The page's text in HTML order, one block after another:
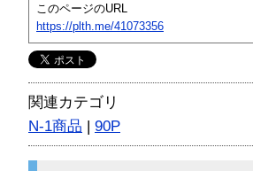
このページのURL
https://plth.me/41073356
関連カテゴリ
N-1商品 | 90P